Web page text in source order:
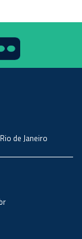
de Janeiro